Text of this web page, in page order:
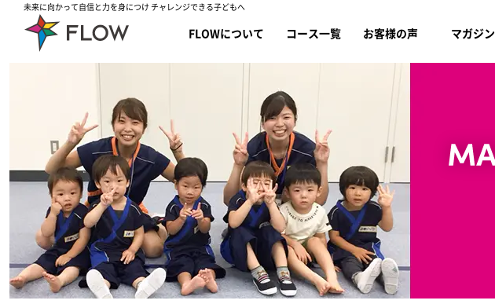
未来に向かって自信と力を身につけ チャレンジできる子どもへ
FLOWについて コース一覧 お客様の声 マガジン